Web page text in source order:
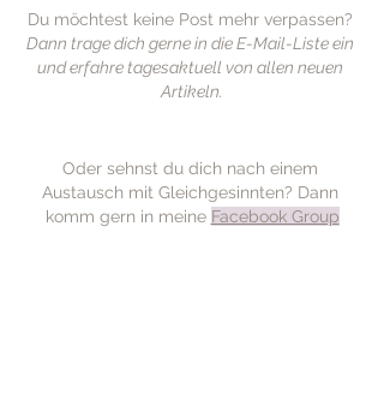
Du möchtest keine Post mehr verpassen?
Dann trage dich gerne in die E-Mail-Liste ein
und erfahre tagesaktuell von allen neuen
Artikeln.
Oder sehnst du dich nach einem
Austausch mit Gleichgesinnten? Dann
komm gern in meine Facebook Group